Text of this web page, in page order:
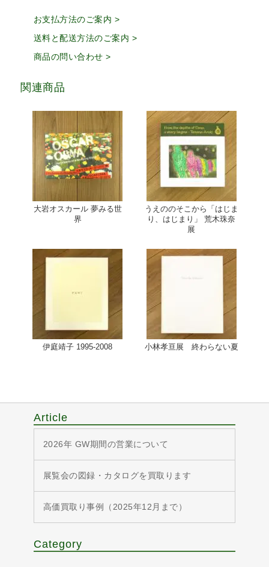
お支払方法のご案内 >
送料と配送方法のご案内 >
商品の問い合わせ >
関連商品
大岩オスカール 夢みる世
界
うえののそこから「はじま
り、はじまり」 荒木珠奈
展
伊庭靖子 1995-2008 小林孝亘展 終わらない夏
Article
2026年 GW期間の営業について
展覧会の図録・カタログを買取ります
高価買取り事例（2025年12月まで）
Category